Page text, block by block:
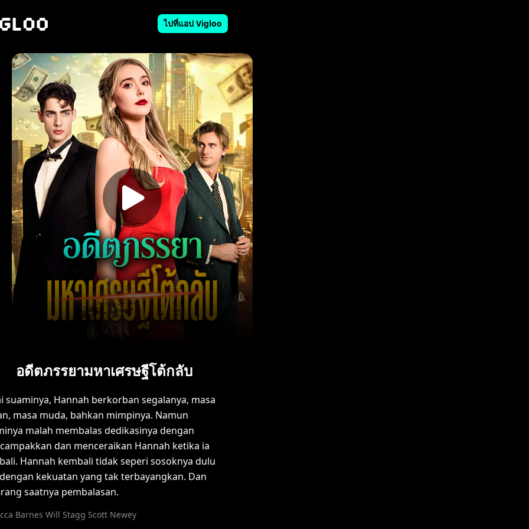
ไปที่แอป Vigloo
อดีตภรรยามหาเศรษฐีโต้กลับ
suaminya, Hannah berkorban segalanya, masa
masa muda, bahkan mimpinya. Namun
malah membalas dedikasinya dengan
dan menceraikan Hannah ketika ia
Hannah kembali tidak seperi sosoknya dulu
kekuatan yang tak terbayangkan. Dan
saatnya pembalasan.
Barnes Will Stagg Scott Newey